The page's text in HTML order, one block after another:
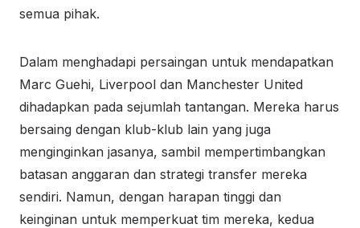
semua pihak.
Dalam menghadapi persaingan untuk mendapatkan
Marc Guehi, Liverpool dan Manchester United
dihadapkan pada sejumlah tantangan. Mereka harus
bersaing dengan klub-klub lain yang juga
menginginkan jasanya, sambil mempertimbangkan
batasan anggaran dan strategi transfer mereka
sendiri. Namun, dengan harapan tinggi dan
keinginan untuk memperkuat tim mereka, kedua